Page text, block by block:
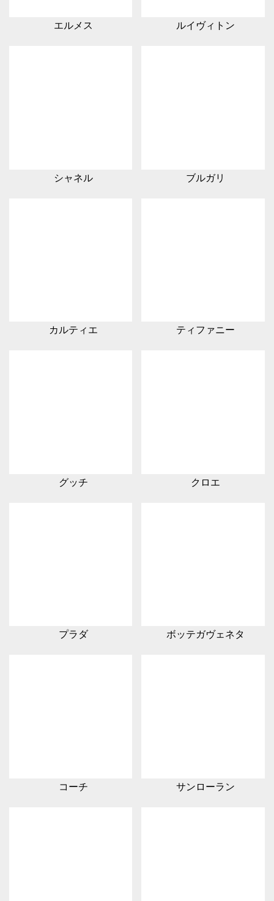
エルメス ルイヴィトン
シャネル ブルガリ
カルティエ ティファニー
グッチ クロエ
プラダ ボッテガヴェネタ
コーチ サンローラン